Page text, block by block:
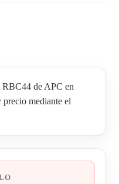
de APC en
mediante el